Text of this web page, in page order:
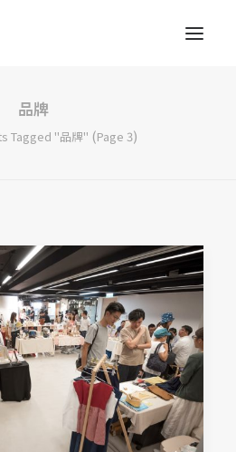
品牌
Tagged "品牌" (Page 3)